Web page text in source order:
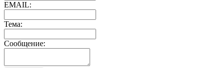
EMAIL:
Тема:
Сообщение: